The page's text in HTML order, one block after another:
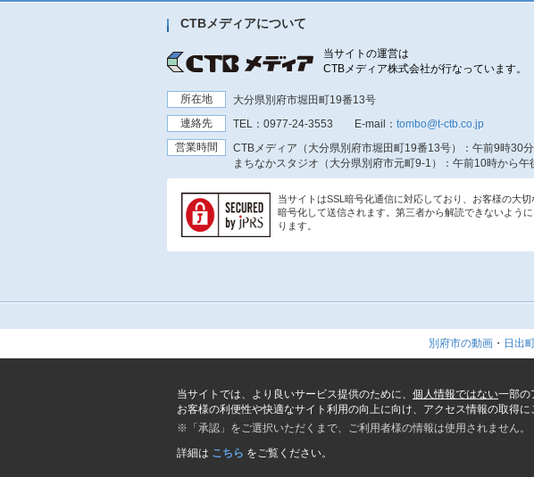
CTBメディアについて
当サイトの運営は
CTBメディア株式会社が行なっています。
所在地
大分県別府市堀田町19番13号
連絡先
TEL： 0977-24-3553 E-mail： tombo@t-ctb.co.jp
営業時間
CTBメディア（大分県別府市堀田町19番13号）
：午前9時30
まちなかスタジオ（大分県別府市元町9-1）
：午前10時から
当サイトはSSL暗号化通信に対応しており、お客様の大切
暗号化して送信されます。第三者から解読できないよう
ります。
別府市の動画 ・ 日出
当サイトでは、より良いサービス提供のために、 個人情報ではない一部の
お客様の利便性や快適なサイト利用の向上に向け、アクセス情報の取得に
※「承認」をご選択いただくまで、ご利用者様の情報は使用されません。
詳細は こちら をご覧ください。